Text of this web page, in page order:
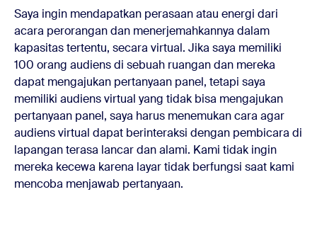
Saya ingin mendapatkan perasaan atau energi dari
acara perorangan dan menerjemahkannya dalam
kapasitas tertentu, secara virtual. Jika saya memiliki
100 orang audiens di sebuah ruangan dan mereka
dapat mengajukan pertanyaan panel, tetapi saya
memiliki audiens virtual yang tidak bisa mengajukan
pertanyaan panel, saya harus menemukan cara agar
audiens virtual dapat berinteraksi dengan pembicara di
lapangan terasa lancar dan alami. Kami tidak ingin
mereka kecewa karena layar tidak berfungsi saat kami
mencoba menjawab pertanyaan.